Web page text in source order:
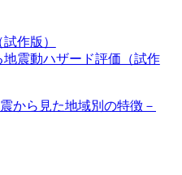
作版）
震動ハザード評価（試作
から見た地域別の特徴－